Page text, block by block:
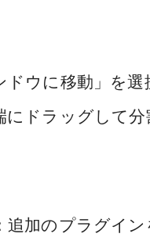
ドウに移動」を選
ドラッグして分
追加のプラグイ